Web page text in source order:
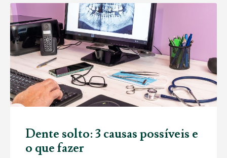
Dente solto: 3 causas possíveis e
o que fazer